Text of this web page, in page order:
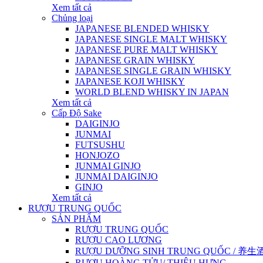
Xem tất cả
Chủng loại
JAPANESE BLENDED WHISKY
JAPANESE SINGLE MALT WHISKY
JAPANESE PURE MALT WHISKY
JAPANESE GRAIN WHISKY
JAPANESE SINGLE GRAIN WHISKY
JAPANESE KOJI WHISKY
WORLD BLEND WHISKY IN JAPAN
Xem tất cả
Cấp Độ Sake
DAIGINJO
JUNMAI
FUTSUSHU
HONJOZO
JUNMAI GINJO
JUNMAI DAIGINJO
GINJO
Xem tất cả
RƯỢU TRUNG QUỐC
SẢN PHẨM
RƯỢU TRUNG QUỐC
RƯỢU CAO LƯƠNG
RƯỢU DƯỠNG SINH TRUNG QUỐC / 养生